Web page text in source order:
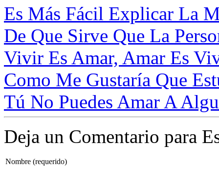
Es Más Fácil Explicar La
De Que Sirve Que La
Vivir Es Amar, Amar Es
Como Me Gustaría Que
Tú No Puedes Amar A
Deja un Comentario para
Nombre (requerido)